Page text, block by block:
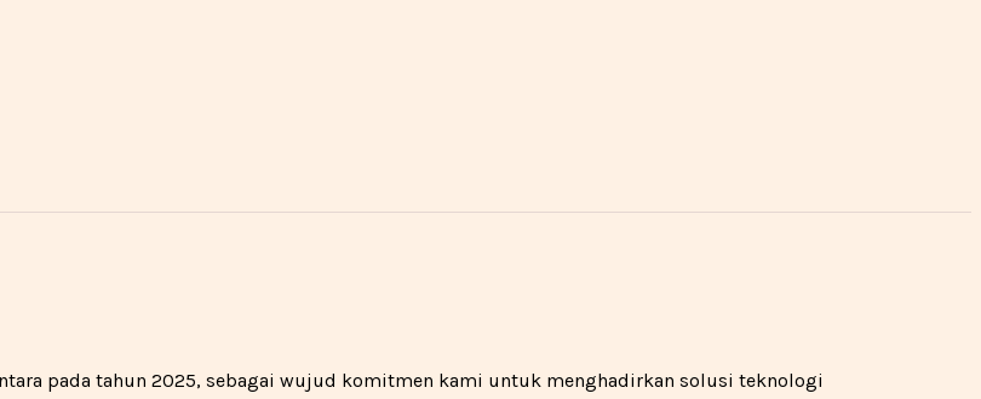
pada tahun 2025, sebagai wujud komitmen kami untuk menghadirkan solusi teknologi